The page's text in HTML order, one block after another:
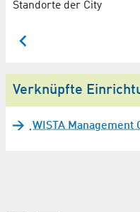
Standorte der City
Verknüpfte
WISTA Management